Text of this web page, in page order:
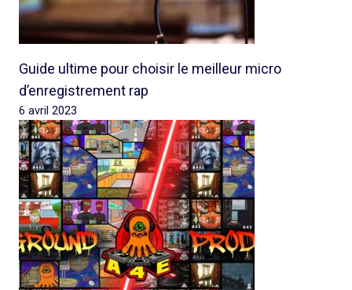
Guide ultime pour choisir le meilleur micro
d’enregistrement rap
6 avril 2023